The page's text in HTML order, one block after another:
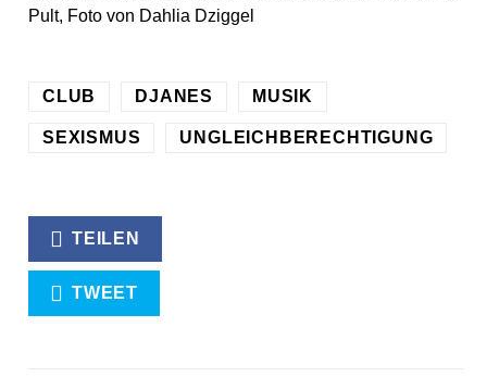
Pult, Foto von Dahlia Dziggel
CLUB DJANES MUSIK
SEXISMUS UNGLEICHBERECHTIGUNG
TEILEN
TWEET